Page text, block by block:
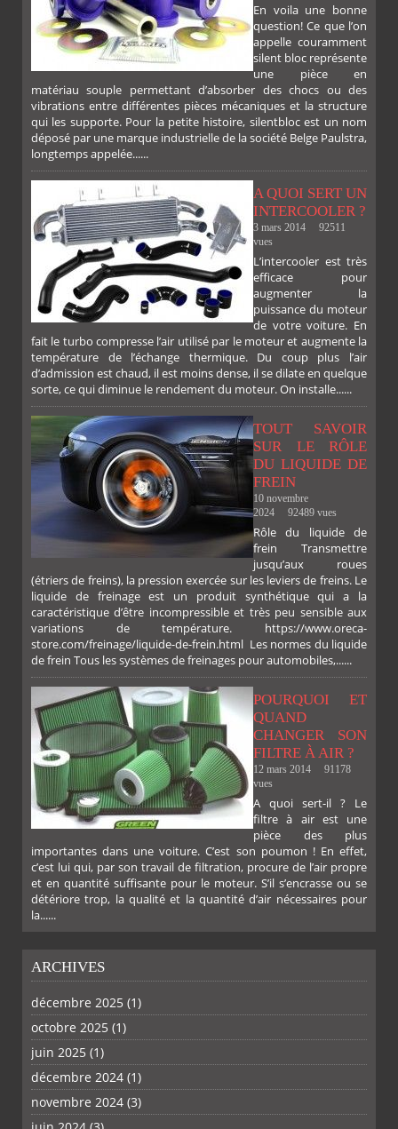
FACEBOOKTWITTERGOOGLE
PLUS
PINTEREST
PLUS
En voila une bonne
question! Ce que l’on
appelle couramment
silent bloc représente
une pièce en
matériau souple permettant d’absorber des chocs ou des
vibrations entre différentes pièces mécaniques et la structure
qui les supporte. Pour la petite histoire, silentbloc est un nom
déposé par une marque industrielle de la société Belge Paulstra,
longtemps appelée......
A QUOI SERT UN
INTERCOOLER ?
3 mars 2014
92511
vues
L’intercooler est très
efficace pour
augmenter la
puissance du moteur
de votre voiture. En
fait le turbo compresse l’air utilisé par le moteur et augmente la
température de l’échange thermique. Du coup plus l’air
d’admission est chaud, il est moins dense, il se dilate en quelque
sorte, ce qui diminue le rendement du moteur. On installe......
TOUT SAVOIR
SUR LE RÔLE
DU LIQUIDE DE
FREIN
10 novembre
2024
92489 vues
Rôle du liquide de
frein Transmettre
jusqu’aux roues
(étriers de freins), la pression exercée sur les leviers de freins. Le
liquide de freinage est un produit synthétique qui a la
caractéristique d’être incompressible et très peu sensible aux
variations de température. https://www.oreca-
store.com/freinage/liquide-de-frein.html Les normes du liquide
de frein Tous les systèmes de freinages pour automobiles,......
POURQUOI ET
QUAND
CHANGER SON
FILTRE À AIR ?
12 mars 2014
91178
vues
A quoi sert-il ? Le
filtre à air est une
pièce des plus
importantes dans une voiture. C’est son poumon ! En effet,
c’est lui qui, par son travail de filtration, procure de l’air propre
et en quantité suffisante pour le moteur. S’il s’encrasse ou se
détériore trop, la qualité et la quantité d’air nécessaires pour
la......
ARCHIVES
décembre 2025 (1)
octobre 2025 (1)
juin 2025 (1)
décembre 2024 (1)
novembre 2024 (3)